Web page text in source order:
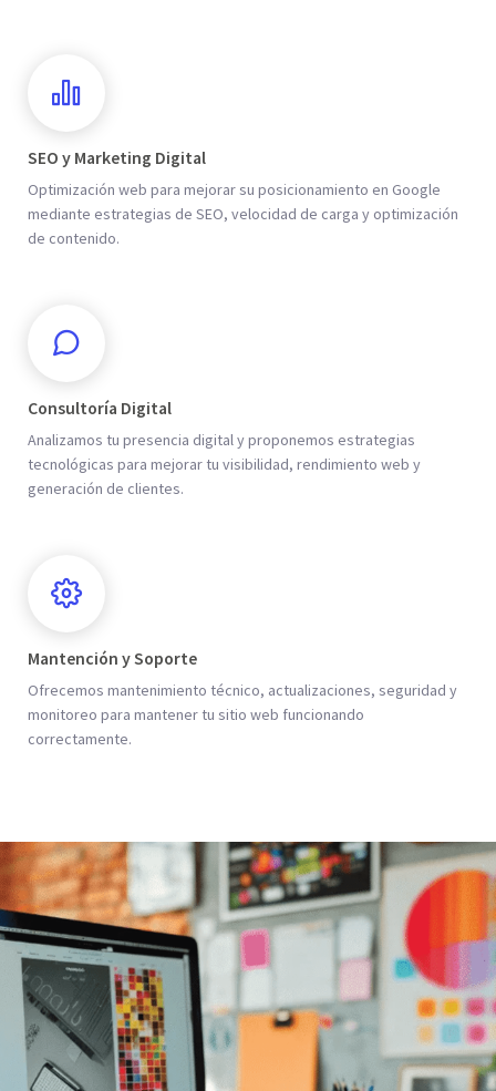
SEO y Marketing Digital
Optimización web para mejorar su posicionamiento en Google
mediante estrategias de SEO, velocidad de carga y optimización
de contenido.
Consultoría Digital
Analizamos tu presencia digital y proponemos estrategias
tecnológicas para mejorar tu visibilidad, rendimiento web y
generación de clientes.
Mantención y Soporte
Ofrecemos mantenimiento técnico, actualizaciones, seguridad y
monitoreo para mantener tu sitio web funcionando
correctamente.